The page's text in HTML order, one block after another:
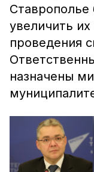
Ставрополье
увеличить их
проведения
назначены